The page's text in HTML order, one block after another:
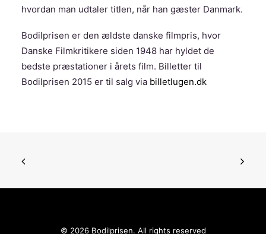
hvordan man udtaler titlen, når han gæster Danmark.
Bodilprisen er den ældste danske filmpris, hvor
Danske Filmkritikere siden 1948 har hyldet de
bedste præstationer i årets film. Billetter til
Bodilprisen 2015 er til salg via billetlugen.dk
© 2026 Bodilprisen. All rights reserved